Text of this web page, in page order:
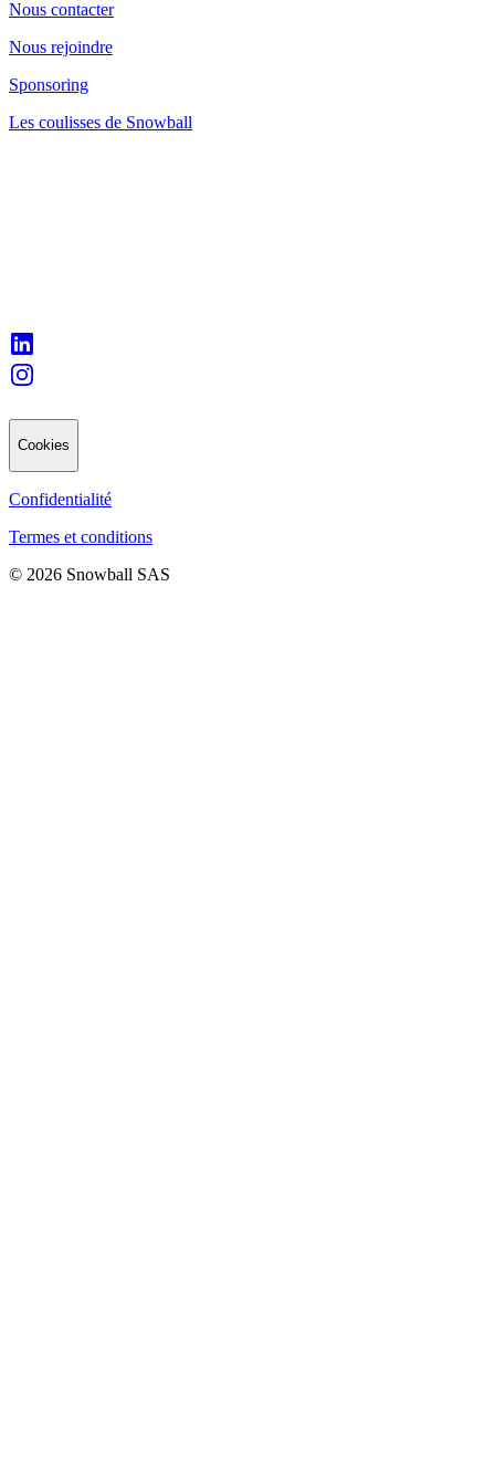
Nous contacter
Nous rejoindre
Sponsoring
Les coulisses de Snowball
Cookies
Confidentialité
Termes et conditions
© 2026 Snowball SAS